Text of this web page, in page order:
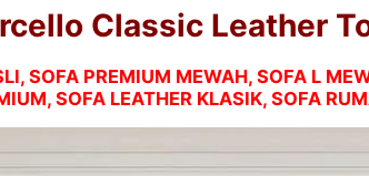
Classic Leather
SOFA PREMIUM MEWAH, SOFA L
SOFA LEATHER KLASIK, SOFA